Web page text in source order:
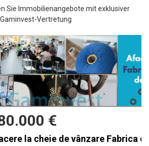
Sie Immobilienangebote mit exklusiver
Gaminvest-Vertretung
€
de vânzare Fabrica de